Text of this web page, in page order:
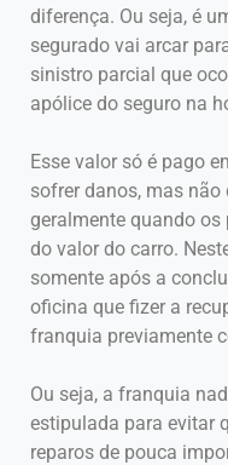
diferença. Ou seja, é
segurado vai arcar
sinistro parcial que
apólice do seguro na
Esse valor só é pago
sofrer danos, mas não
geralmente quando
do valor do carro.
somente após a
oficina que fizer a
franquia previamente
Ou seja, a franquia
estipulada para evitar
reparos de pouca